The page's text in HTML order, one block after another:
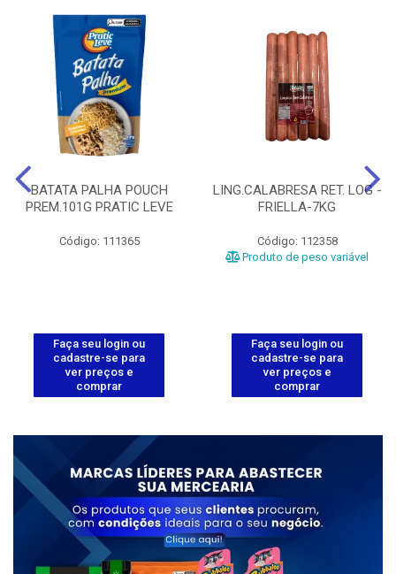
BATATA PALHA POUCH
PREM.101G PRATIC LEVE
Código: 111365
Faça seu login ou
cadastre-se para
ver preços e
comprar
LING.CALABRESA RET. LOG -
FRIELLA-7KG
Código: 112358
Produto de peso variável
Faça seu login ou
cadastre-se para
ver preços e
comprar